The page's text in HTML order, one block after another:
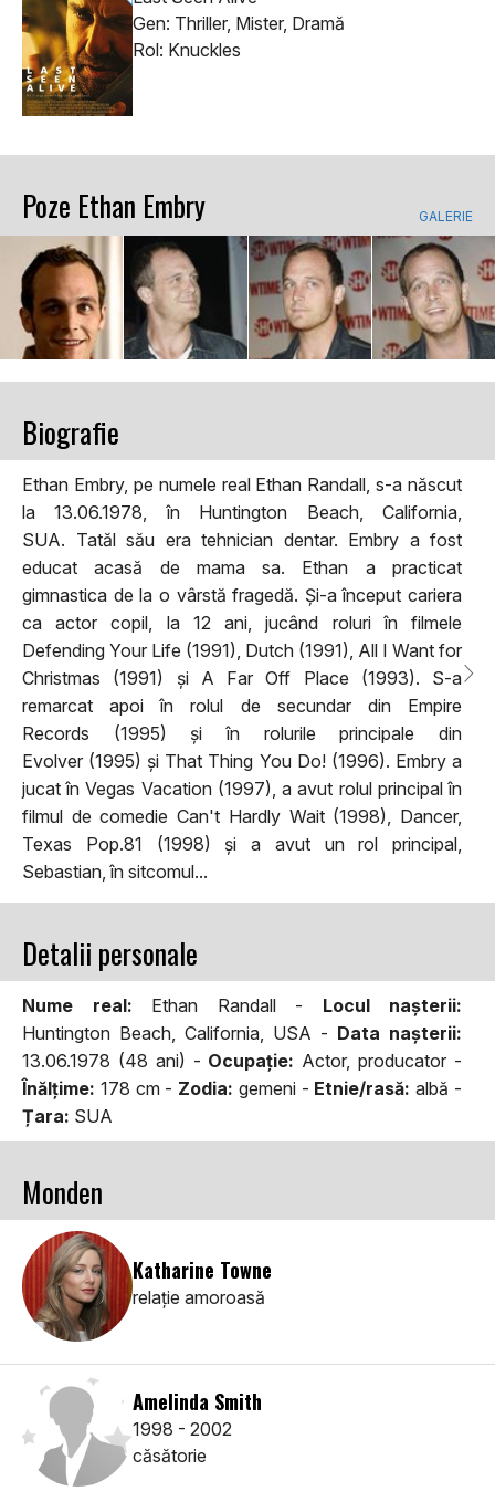
Gen: Thriller, Mister, Dramă
Rol: Knuckles
Poze Ethan Embry GALERIE
Biografie
Ethan Embry, pe numele real Ethan Randall, s-a născut
la 13.06.1978, în Huntington Beach, California,
SUA. Tatăl său era tehnician dentar. Embry a fost
educat acasă de mama sa. Ethan a practicat
gimnastica de la o vârstă fragedă. Și-a început cariera
ca actor copil, la 12 ani, jucând roluri în filmele
Defending Your Life (1991), Dutch (1991), All I Want for
Christmas (1991) și A Far Off Place (1993). S-a
remarcat apoi în rolul de secundar din Empire
Records (1995) și în rolurile principale din
Evolver (1995) și That Thing You Do! (1996). Embry a
jucat în Vegas Vacation (1997), a avut rolul principal în
filmul de comedie Can't Hardly Wait (1998), Dancer,
Texas Pop.81 (1998) și a avut un rol principal,
Sebastian, în sitcomul...
Detalii personale
Nume real: Ethan Randall - Locul naşterii:
Huntington Beach, California, USA - Data naşterii:
13.06.1978 (48 ani) - Ocupaţie: Actor, producator -
Înălţime: 178 cm - Zodia: gemeni - Etnie/rasă: albă -
Țara: SUA
Monden
Katharine Towne
relaţie amoroasă
Amelinda Smith
1998 - 2002
căsătorie